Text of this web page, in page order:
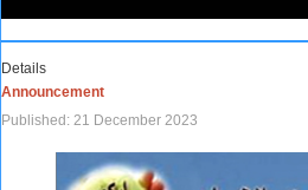
Details
Announcement
Published: 21 December 2023